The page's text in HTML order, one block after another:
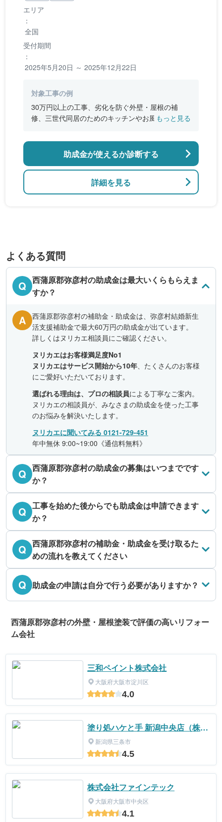
エリア
：
全国
受付期間
：
2025年5月20日 ～ 2025年12月22日
対象工事の例
30万円以上の工事、劣化を防ぐ外壁・屋根の補
修、三世代同居のためのキッチンやお風呂の増
もっと見る
詳細を見る
助成金が使えるか診断する
よくある質問
Q 西蒲原郡弥彦村の助成金は最大いくらもらえま
すか？
A
西蒲原郡弥彦村の補助金・助成金は、弥彦村結婚新生
活支援補助金で最大60万円の助成金が出ています。
詳しくはヌリカエ相談員にご確認ください。
ヌリカエはお客様満足度No1
ヌリカエはサービス開始から10年、たくさんのお客様
にご愛好いただいております。
選ばれる理由は、プロの相談員による丁寧なご案内。
ヌリカエの相談員が、みなさまの助成金を使った工事
のお悩みを解決いたします。
ヌリカエに聞いてみる 0121-729-451
年中無休 9:00~19:00《通信料無料》
Q 西蒲原郡弥彦村の助成金の募集はいつまでです
か？
Q 工事を始めた後からでも助成金は申請できます
か？
Q 西蒲原郡弥彦村の補助金・助成金を受け取るた
めの流れを教えてください
Q 助成金の申請は自分で行う必要がありますか？
西蒲原郡弥彦村の外壁・屋根塗装で評価の高いリフォー
ム会社
三和ペイント株式会社
大阪府大阪市淀川区
4.0
塗り処ハケと手 新潟中央店（株式
会社匠工業）
新潟県三条市
4.5
株式会社ファインテック
大阪府大阪市中央区
4.1